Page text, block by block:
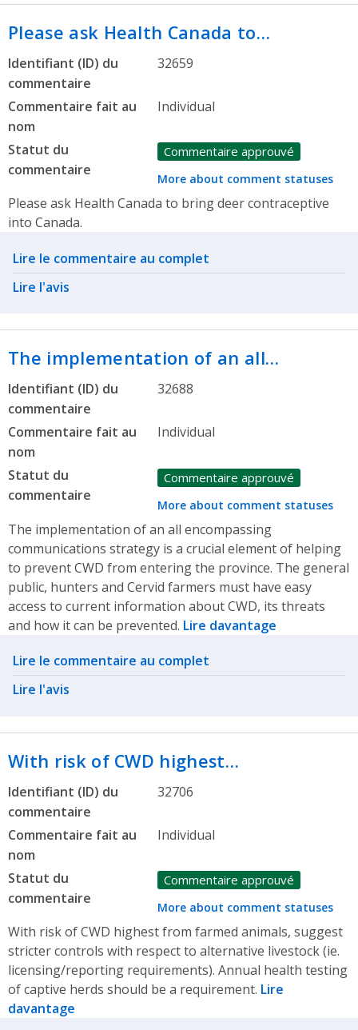
Please ask Health Canada to…
Identifiant (ID) du
commentaire
32659
Commentaire fait au
nom
Individual
Statut du
commentaire
Commentaire approuvé
More about comment statuses
Please ask Health Canada to bring deer contraceptive
into Canada.
Related actions
Lire le commentaire au complet
Lire l'avis
The implementation of an all…
Identifiant (ID) du
commentaire
32688
Commentaire fait au
nom
Individual
Statut du
commentaire
Commentaire approuvé
More about comment statuses
The implementation of an all encompassing
communications strategy is a crucial element of helping
to prevent CWD from entering the province. The general
public, hunters and Cervid farmers must have easy
access to current information about CWD, its threats
and how it can be prevented. Lire davantage
Related actions
Lire le commentaire au complet
Lire l'avis
With risk of CWD highest…
Identifiant (ID) du
commentaire
32706
Commentaire fait au
nom
Individual
Statut du
commentaire
Commentaire approuvé
More about comment statuses
With risk of CWD highest from farmed animals, suggest
stricter controls with respect to alternative livestock (ie.
licensing/reporting requirements). Annual health testing
of captive herds should be a requirement. Lire
davantage